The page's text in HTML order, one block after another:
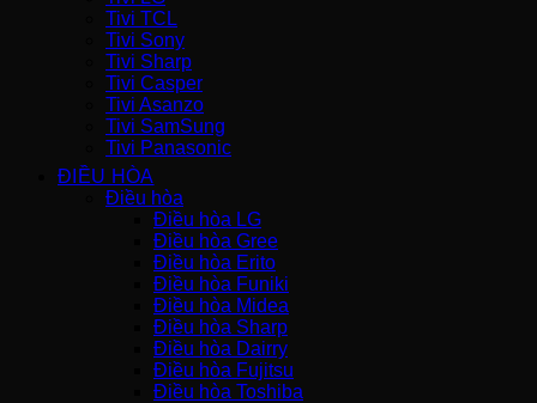
Tivi TCL
Tivi Sony
Tivi Sharp
Tivi Casper
Tivi Asanzo
Tivi SamSung
Tivi Panasonic
ĐIỀU HÒA
Điều hòa
Điều hòa LG
Điều hòa Gree
Điều hòa Erito
Điều hòa Funiki
Điều hòa Midea
Điều hòa Sharp
Điều hòa Dairry
Điều hòa Fujitsu
Điều hòa Toshiba